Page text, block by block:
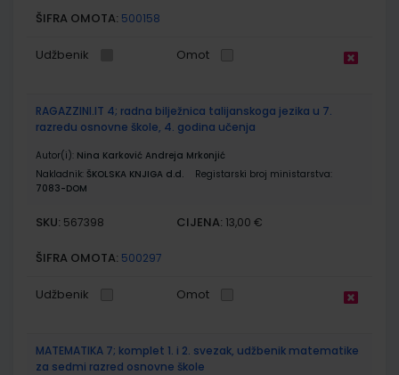
ŠIFRA OMOTA: 500158
Udžbenik Omot
RAGAZZINI.IT 4; radna bilježnica talijanskoga jezika u 7.
razredu osnovne škole, 4. godina učenja
Autor(i): Nina Karković Andreja Mrkonjić
Nakladnik: ŠKOLSKA KNJIGA d.d.
Registarski broj ministarstva:
7083-DOM
SKU: 567398 CIJENA: 13,00 €
ŠIFRA OMOTA: 500297
Udžbenik Omot
MATEMATIKA 7; komplet 1. i 2. svezak, udžbenik matematike
za sedmi razred osnovne škole